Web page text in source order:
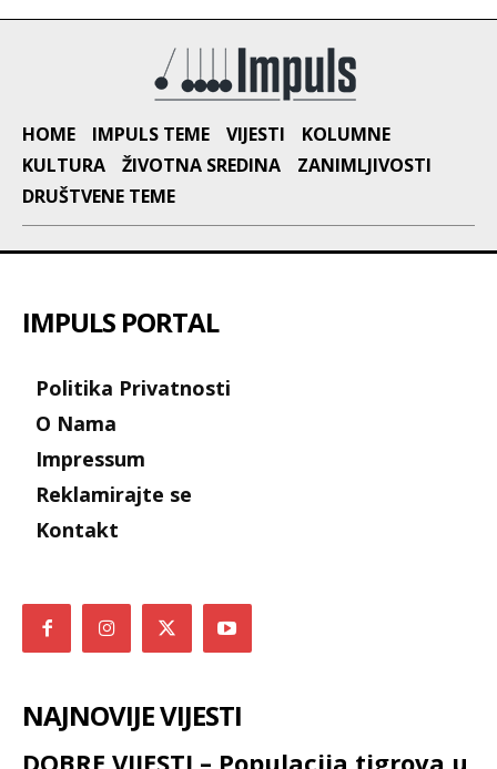
HOME IMPULS TEME VIJESTI
KOLUMNE
KULTURA
ŽIVOTNA SREDINA
ZANIMLJIVOSTI
DRUŠTVENE TEME
IMPULS PORTAL
Politika Privatnosti
O Nama
Impressum
Reklamirajte se
Kontakt
NAJNOVIJE VIJESTI
DOBRE VIJESTI – Populacija tigrova u